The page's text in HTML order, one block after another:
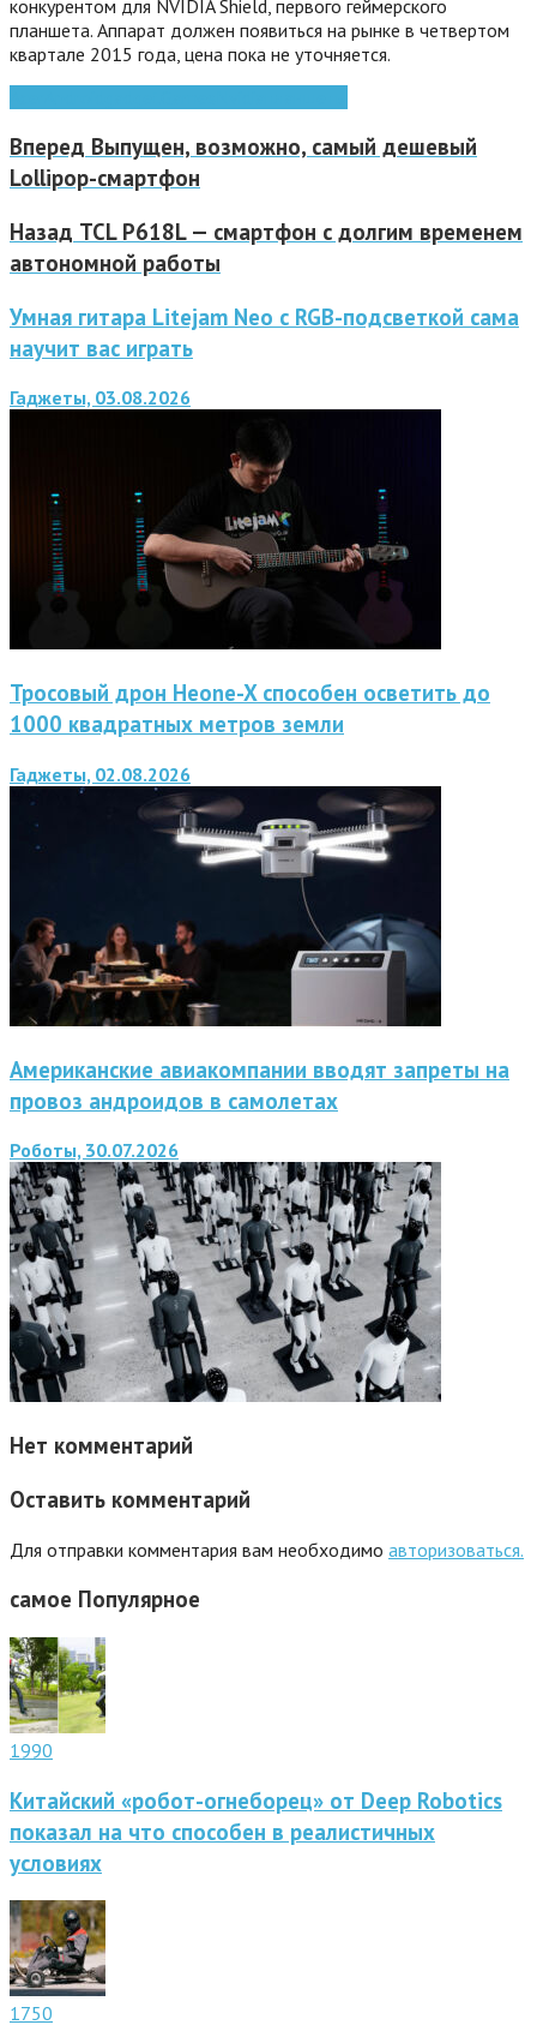
конкурентом для NVIDIA Shield, первого геймерского
планшета. Аппарат должен появиться на рынке в четвертом
квартале 2015 года, цена пока не уточняется.
Вперед Выпущен, возможно, самый дешевый
Lollipop-смартфон
Назад TCL P618L — смартфон с долгим временем
автономной работы
Умная гитара Litejam Neo с RGB-подсветкой сама
научит вас играть
Гаджеты, 03.08.2026
Тросовый дрон Heone-X способен осветить до
1000 квадратных метров земли
Гаджеты, 02.08.2026
Американские авиакомпании вводят запреты на
провоз андроидов в самолетах
Роботы, 30.07.2026
Нет комментарий
Оставить комментарий
Для отправки комментария вам необходимо авторизоваться.
самое Популярное
1990
Китайский «робот-огнеборец» от Deep Robotics
показал на что способен в реалистичных
условиях
1750